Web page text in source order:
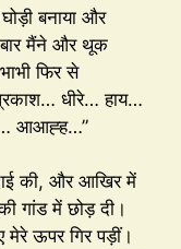
बनाया और
मैंने और थूक
फिर से
धीरे… हाय…
आआह्ह…”
की, और आखिर में
गांड में छोड़ दी।
ऊपर गिर पड़ीं।